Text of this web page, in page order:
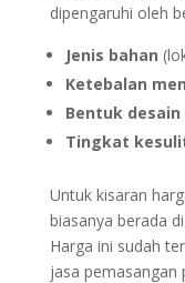
dipengaruhi oleh
Jenis bahan
Ketebalan
Bentuk desain
Tingkat
Untuk kisaran
biasanya berada di
Harga ini sudah
jasa pemasangan